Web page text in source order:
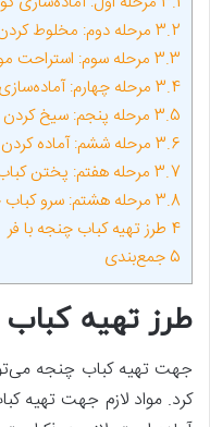
3.2 مرحله دوم: مخلوط
3.3 مرحله سوم: استراحت
3.4 مرحله چهارم:
3.5مرحله پنجم: سیخ کردن
3.6 مرحله ششم: آماده
3.7 مرحله هفتم: پختن
3.8مرحله هشتم: سرو کباب
4 طرز تهیه کباب چنجه با فر
5جمع‌بندی
طرز تهیه
جهت تهیه کباب چنجه